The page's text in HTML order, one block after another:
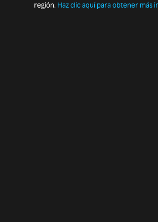
región. Haz clic aquí para obtener más